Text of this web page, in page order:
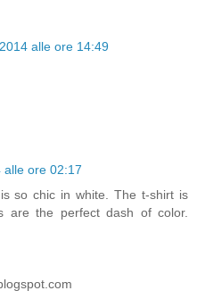
alle ore 14:49
alle ore 02:17
so chic in white. The t-shirt is
are the perfect dash of color.